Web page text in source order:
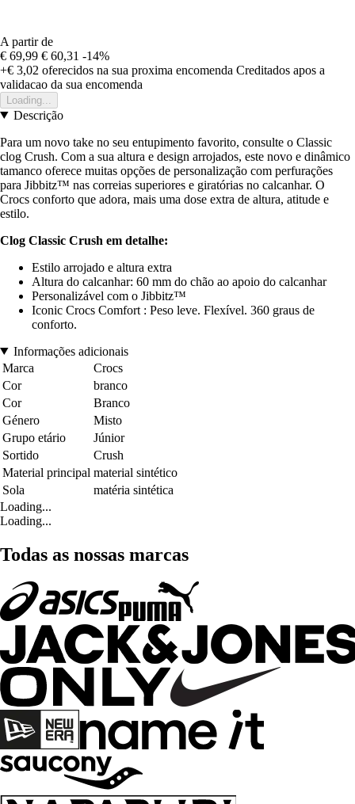
A partir de
€ 69,99 € 60,31 -14%
+€ 3,02 oferecidos na sua proxima encomenda Creditados apos a
validacao da sua encomenda
Loading...
Descrição
Para um novo take no seu entupimento favorito, consulte o Classic
clog Crush. Com a sua altura e design arrojados, este novo e dinâmico
tamanco oferece muitas opções de personalização com perfurações
para Jibbitz™ nas correias superiores e giratórias no calcanhar. O
Crocs conforto que adora, mais uma dose extra de altura, atitude e
estilo.
Clog Classic Crush em detalhe:
Estilo arrojado e altura extra
Altura do calcanhar: 60 mm do chão ao apoio do calcanhar
Personalizável com o Jibbitz™
Iconic Crocs Comfort : Peso leve. Flexível. 360 graus de
conforto.
Informações adicionais
Marca
Crocs
Cor
branco
Cor
Branco
Género
Misto
Grupo etário
Júnior
Sortido
Crush
Material principal material sintético
Sola
matéria sintética
Loading...
Loading...
Todas as nossas marcas